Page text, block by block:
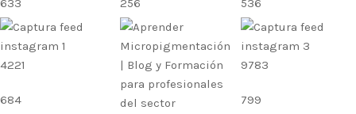
633 256 536
4221
684
9783
799